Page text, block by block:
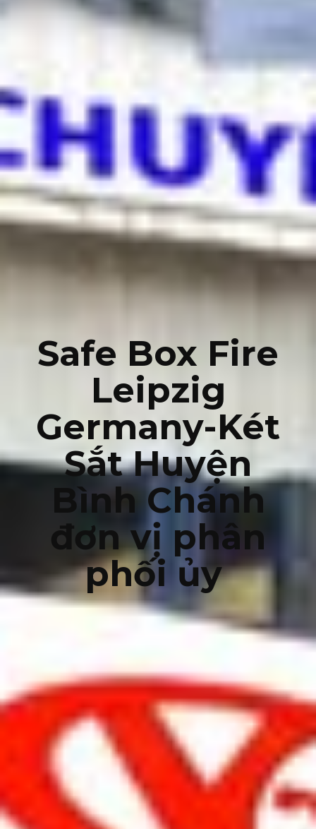
Safe Box Fire
Leipzig
Germany-Két
Sắt Huyện
Bình Chánh
đơn vị phân
phối ủy